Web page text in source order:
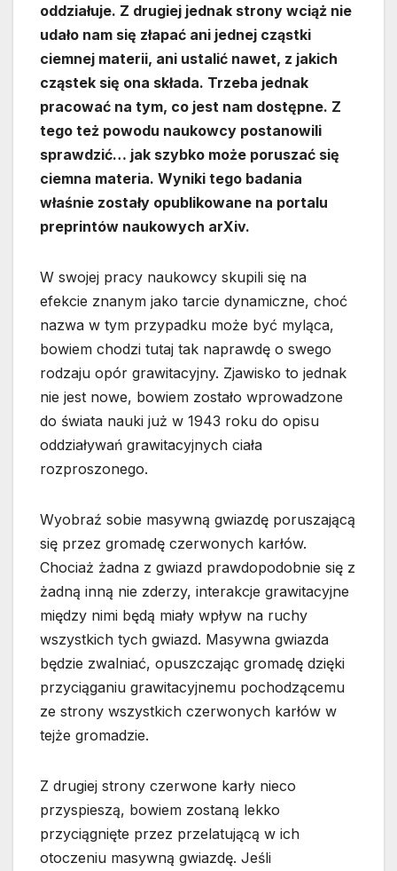
oddziałuje. Z drugiej jednak strony wciąż nie
udało nam się złapać ani jednej cząstki
ciemnej materii, ani ustalić nawet, z jakich
cząstek się ona składa. Trzeba jednak
pracować na tym, co jest nam dostępne. Z
tego też powodu naukowcy postanowili
sprawdzić… jak szybko może poruszać się
ciemna materia. Wyniki tego badania
właśnie zostały opublikowane na portalu
preprintów naukowych arXiv.
W swojej pracy naukowcy skupili się na
efekcie znanym jako tarcie dynamiczne, choć
nazwa w tym przypadku może być myląca,
bowiem chodzi tutaj tak naprawdę o swego
rodzaju opór grawitacyjny. Zjawisko to jednak
nie jest nowe, bowiem zostało wprowadzone
do świata nauki już w 1943 roku do opisu
oddziaływań grawitacyjnych ciała
rozproszonego.
Wyobraź sobie masywną gwiazdę poruszającą
się przez gromadę czerwonych karłów.
Chociaż żadna z gwiazd prawdopodobnie się z
żadną inną nie zderzy, interakcje grawitacyjne
między nimi będą miały wpływ na ruchy
wszystkich tych gwiazd. Masywna gwiazda
będzie zwalniać, opuszczając gromadę dzięki
przyciąganiu grawitacyjnemu pochodzącemu
ze strony wszystkich czerwonych karłów w
tejże gromadzie.
Z drugiej strony czerwone karły nieco
przyspieszą, bowiem zostaną lekko
przyciągnięte przez przelatującą w ich
otoczeniu masywną gwiazdę. Jeśli